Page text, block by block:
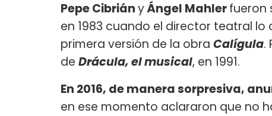
Pepe CibriányÁngel Mahlerfueron
en 1983 cuando el director teatral
primera versión de la obra Calígula.
de Drácula, el musical, en 1991.
En 2016, de manera sorpresiva,
en ese momento aclararon que no